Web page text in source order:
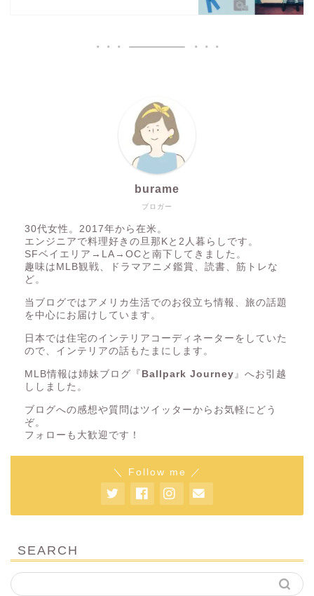
ブロガー
burame
30代女性。2017年から在米。
エンジニアで料理好きの旦那Kと2人暮らしです。
SFベイエリア→LA→OCと南下してきました。
趣味はMLB観戦、ドラマアニメ鑑賞、読書、筋トレな
ど。
当ブログではアメリカ生活でのお役立ち情報、旅の話題
を中心にお届けしています。
日本では住宅のインテリアコーディネーターをしていた
ので、インテリアの話もたまにします。
MLB情報は姉妹ブログ『 Ballpark Journey 』へお引越
ししました。
ブログへの感想や質問はツイッターからお気軽にどう
ぞ。
フォローも大歓迎です！
＼ Follow me ／
SEARCH